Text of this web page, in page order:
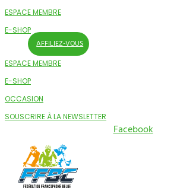
ESPACE MEMBRE
E-SHOP
AFFILIEZ-VOUS
ESPACE MEMBRE
E-SHOP
OCCASION
SOUSCRIRE À LA NEWSLETTER
Facebook